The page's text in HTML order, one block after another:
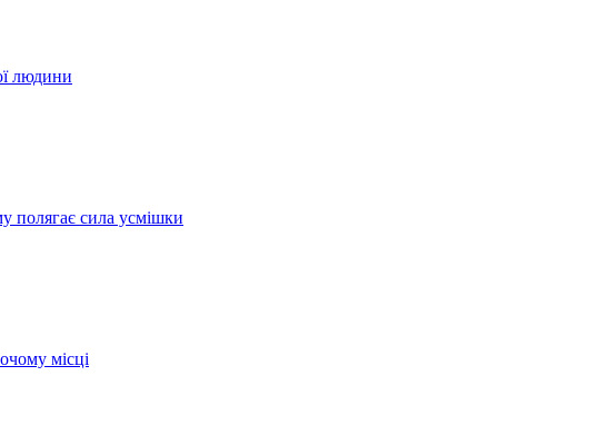
людини
полягає сила усмішки
місці